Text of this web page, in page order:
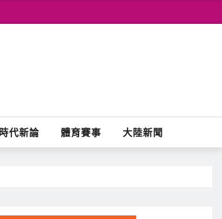
時代新論 體育賽事 大陸新聞